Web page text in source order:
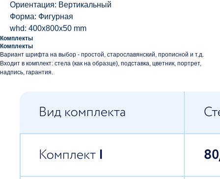
Ориентация: Вертикальный
Форма: Фигурная
whd: 400x800x50 mm
Комплекты
Комплекты
Вариант шрифта на выбор - простой, старославянский, прописной и т.д.
Входит в комплект: стела (как на образце), подставка, цветник, портрет,
надпись, гарантия.